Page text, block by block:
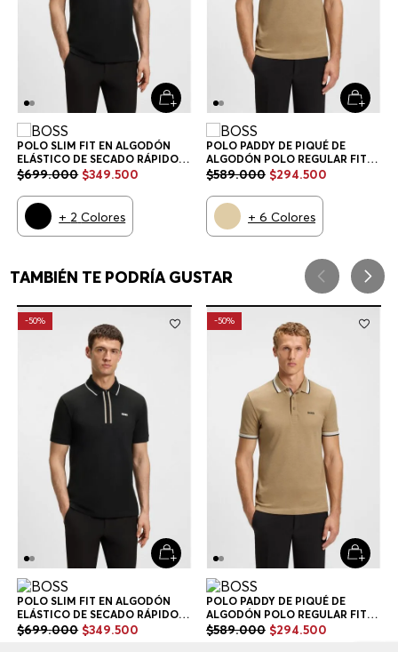
POLO SLIM FIT EN ALGODÓN
ELÁSTICO DE SECADO RÁPIDO
POLO SLIM FIT HOMBRE
$699.000 $349.500
+ 2 Colores
POLO PADDY DE PIQUÉ DE
ALGODÓN POLO REGULAR FIT
HOMBRE
$589.000 $294.500
+ 6 Colores
TAMBIÉN TE PODRÍA GUSTAR
-50%
POLO SLIM FIT EN ALGODÓN
ELÁSTICO DE SECADO RÁPIDO
POLO SLIM FIT HOMBRE
$699.000 $349.500
-50%
POLO PADDY DE PIQUÉ DE
ALGODÓN POLO REGULAR FIT
HOMBRE
$589.000 $294.500